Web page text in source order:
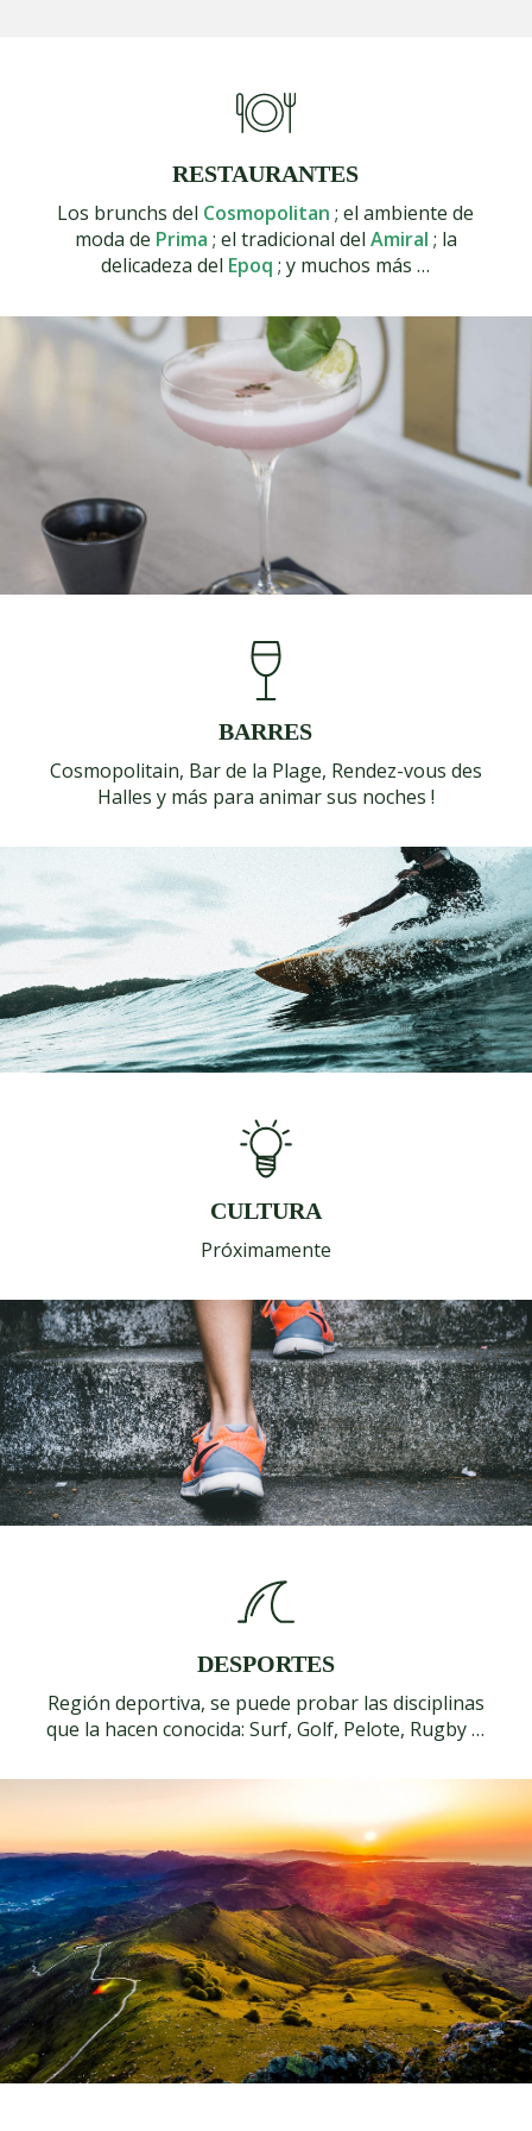
RESTAURANTES
Los brunchsdel Cosmopolitan ; el ambiente de
moda de Prima ; el tradicional del Amiral ; la
delicadeza del Epoq ; y muchos más …
BARRES
Cosmopolitain, Bar de la Plage, Rendez-vous des
Halles y más para animar sus noches !
CULTURA
Próximamente
DESPORTES
Región deportiva, se puede probar las disciplinas
que la hacen conocida:Surf,Golf, Pelote, Rugby…